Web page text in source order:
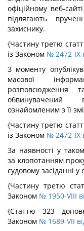
офіційному веб-
підлягають
захиснику.
{Частину третю
із Законом № 2472-IX
З моменту
масової
розповсюдження
ознайомленим з її
{Частину третю
із Законом № 2472-IX
За наявності у
за клопотанням
судовому засіданні
{Частину третю
Законом № 1950-VIII
{Статтю 323
Законом № 1689-VII